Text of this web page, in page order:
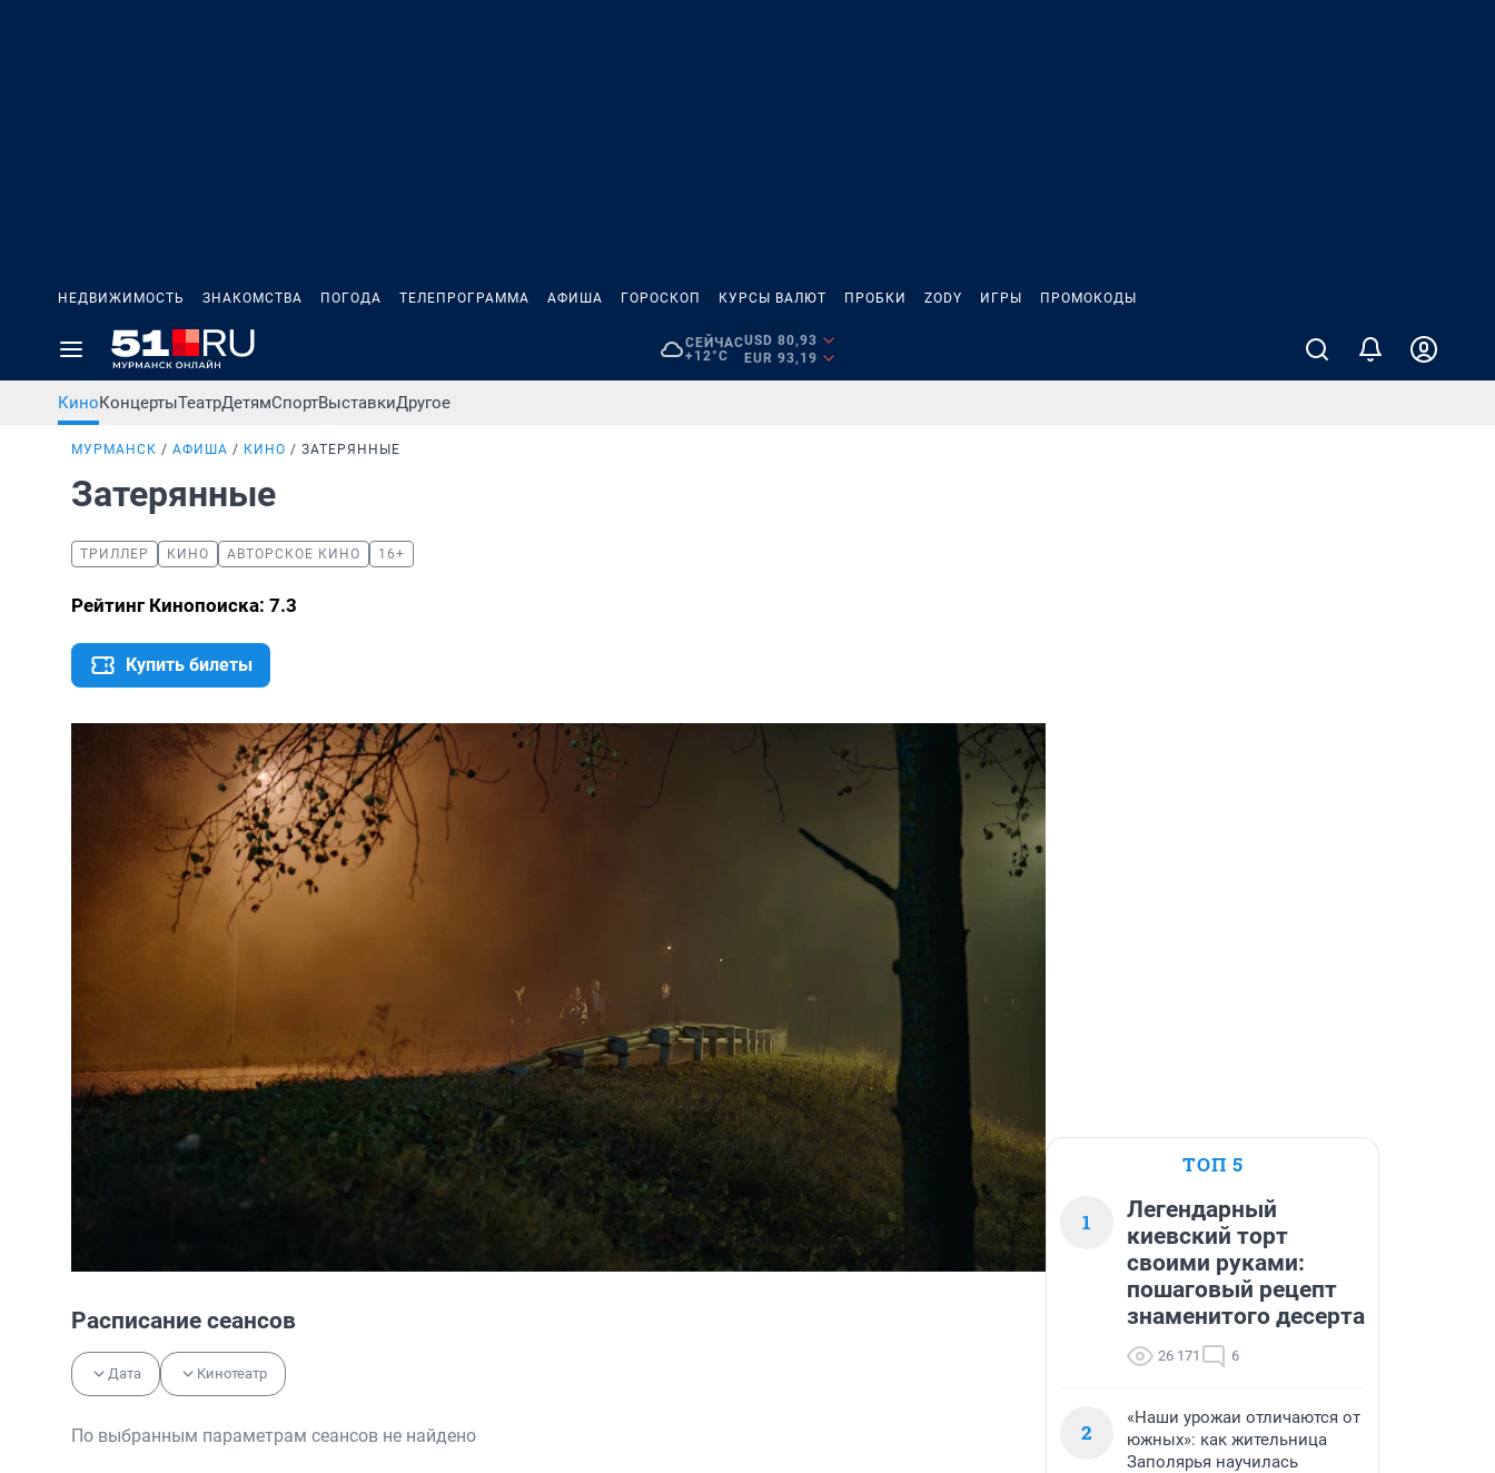
НЕДВИЖИМОСТЬ ЗНАКОМСТВА ПОГОДА ТЕЛЕПРОГРАММА АФИША ГОРОСКОП КУРСЫ ВАЛЮТ ПРОБКИ ZODY ИГРЫ ПРОМОКОДЫ
СЕЙЧАС
+12°C
USD 80,93
EUR 93,19
КиноКонцертыТеатрДетямСпортВыставкиДругое
МУРМАНСК АФИША КИНО ЗАТЕРЯННЫЕ
Затерянные
ТРИЛЛЕР КИНО АВТОРСКОЕ КИНО 16+
Рейтинг Кинопоиска: 7.3
Купить билеты
Расписание сеансов
Дата Кинотеатр
По выбранным параметрам сеансов не найдено
ТОП 5
1
Легендарный
киевский торт
своими руками:
пошаговый рецепт
знаменитого десерта
26 171 6
2
«Наши урожаи отличаются от
южных»: как жительница
Заполярья научилась